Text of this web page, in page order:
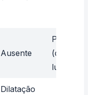
Ausente
Presente
luz-
Dilatação